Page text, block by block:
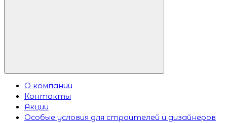
О компании
Контакты
Акции
Особые условия для строителей и дизайнеров